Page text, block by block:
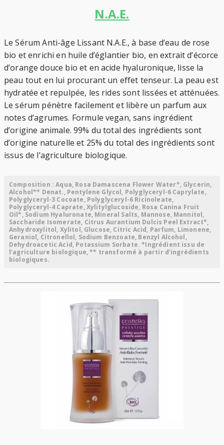
N.A.E.
Le Sérum Anti-âge Lissant N.A.E., à base d’eau de rose
bio et enrichi en huile d’églantier bio, en extrait d’écorce
d’orange douce bio et en acide hyaluronique, lisse la
peau tout en lui procurant un effet tenseur. La peau est
hydratée et repulpée, les rides sont lissées et atténuées.
Le sérum pénètre facilement et libère un parfum aux
notes d’agrumes. Formule vegan, sans ingrédient
d’origine animale. 99% du total des ingrédients sont
d’origine naturelle et 25% du total des ingrédients sont
issus de l’agriculture biologique.
Composition : Aqua, Rosa Damascena Flower Water*, Glycerin,
Alcohol** Denat., Pentylene Glycol, Polyglyceryl-6 Caprylate,
Polyglyceryl-3 Cocoate, Polyglyceryl-6 Ricinoleate,
Polyglyceryl-4 Caprate, Xylitylglucoside, Rosa Canina Fruit
Oil*, Sodium Hyaluronate, Mineral Salts, Mannose, Mannitol,
Saccharide Isomerate, Citrus Aurantium Dulcis Peel Extract*,
Anhydroxylitol, Xylitol, Glucose, Citric Acid, Parfum, Limonene,
Geraniol, Citronellol, Sodium Benzoate, Benzyl Alcohol,
Dehydroacetic Acid, Potassium Sorbate. *Ingrédient issu de
l’agriculture biologique, ** transformé à partir d’ingrédients
biologiques.